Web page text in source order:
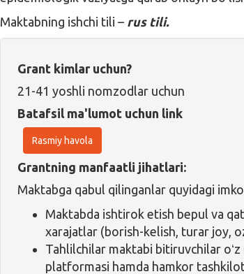
Maktabning ishchi tili – rus tili.
Grant kimlar uchun?
21-41 yoshli nomzodlar uchun
Batafsil ma'lumot uchun link
Rasmiy havola
Grantning manfaatli jihatlari:
Maktabga qabul qilinganlar quyidagi
Maktabda ishtirok etish bepul va
xarajatlar (borish-kelish, turar joy,
Tahlilchilar maktabi bitiruvchilar
platformasi hamda hamkor